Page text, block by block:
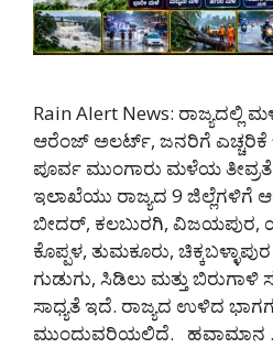
Rain Alert News: ರಾಜ್ಯದಲ್ಲಿ
ಆರೆಂಜ್ ಅಲರ್ಟ್, ಜನರಿಗೆ ಎಚ್ಚರಿಕೆ
ಪೂರ್ವ ಮುಂಗಾರು ಮಳೆಯ
ಇಲಾಖೆಯು ರಾಜ್ಯದ 9
ಬೀದರ್, ಕಲಬುರಗಿ, ವಿಜಯಪುರ,
ಕೊಪ್ಪಳ, ತುಮಕೂರು,
ಗುಡುಗು, ಸಿಡಿಲು ಮತ್ತು
ಸಾಧ್ಯತೆ ಇದೆ. ರಾಜ್ಯದ ಉಳಿದ
ಮುಂದುವರಿಯಲಿದೆ. ಹವಾಮಾನ